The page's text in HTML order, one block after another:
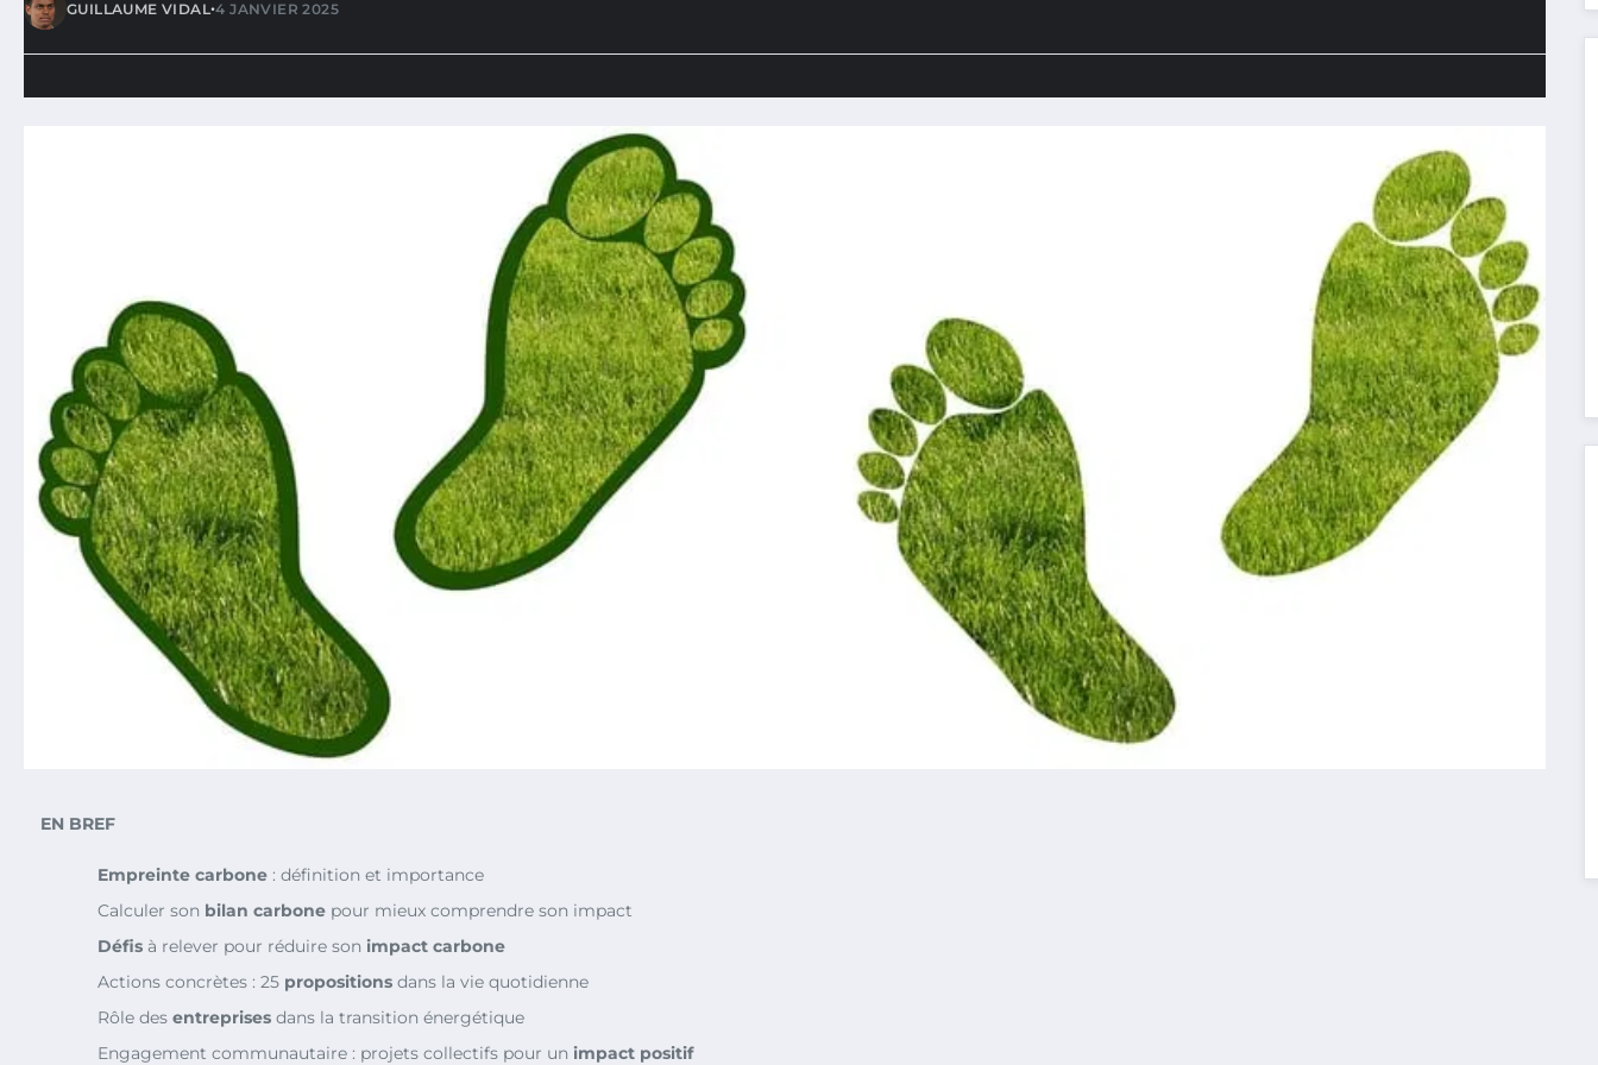
GUILLAUME VIDAL•4 JANVIER 2025
EN BREF
Empreinte carbone : définition et importance
Calculer son bilan carbone pour mieux comprendre son impact
Défis à relever pour réduire son impact carbone
Actions concrètes : 25 propositions dans la vie quotidienne
Rôle des entreprises dans la transition énergétique
Engagement communautaire : projets collectifs pour un impact positif